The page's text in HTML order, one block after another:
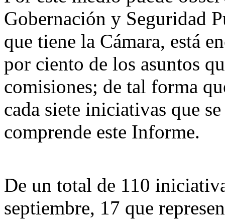
Gobernación y Seguridad
que tiene la Cámara, está
por ciento de los asuntos
comisiones; de tal forma
cada siete iniciativas que
comprende este Informe.
De un total de 110
septiembre, 17 que